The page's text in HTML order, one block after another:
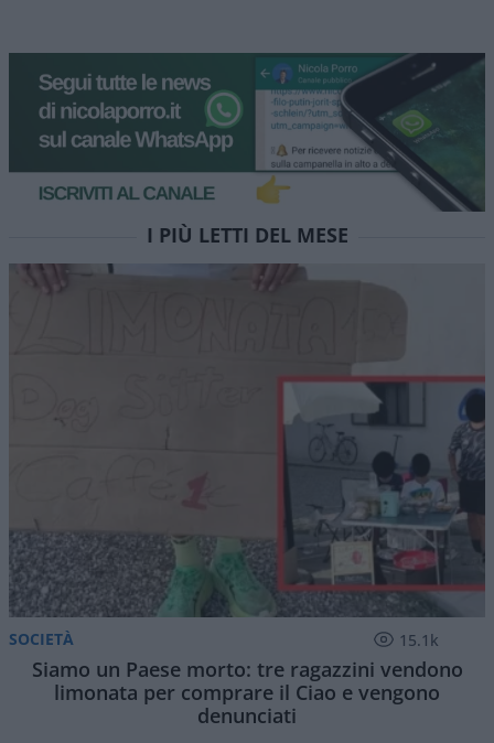
I PIÙ LETTI DEL MESE
SOCIETÀ 15.1k
Siamo un Paese morto: tre ragazzini vendono
limonata per comprare il Ciao e vengono
denunciati